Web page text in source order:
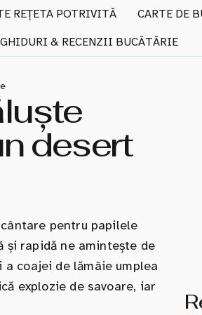
REȚETA POTRIVITĂ CARTE DE
GHIDURI & RECENZII BUCĂTĂRIE
desert
pentru papilele
și rapidă ne amintește de
coajei de lămâie umplea
explozie de savoare, iar